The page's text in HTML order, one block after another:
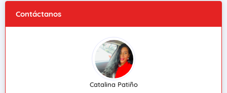
Contáctanos
Catalina Patiño